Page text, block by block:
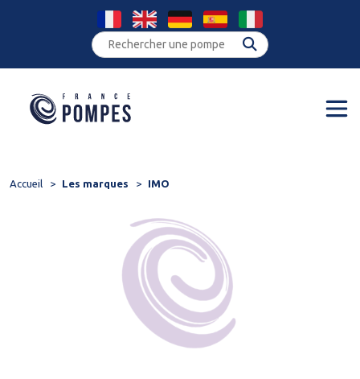
Panneau de gestion des cookies
Accueil Les marques IMO